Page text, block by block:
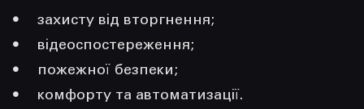
захисту від вторгнення;
відеоспостереження;
пожежної безпеки;
комфорту та автоматизації.